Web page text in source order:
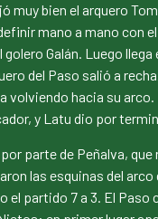
bien el arquero
mano a mano
Galán. Luego
del Paso salió a
hacia su
y Latu dio por
parte de Peñalva,
las esquinas del
partido 7 a 3. El